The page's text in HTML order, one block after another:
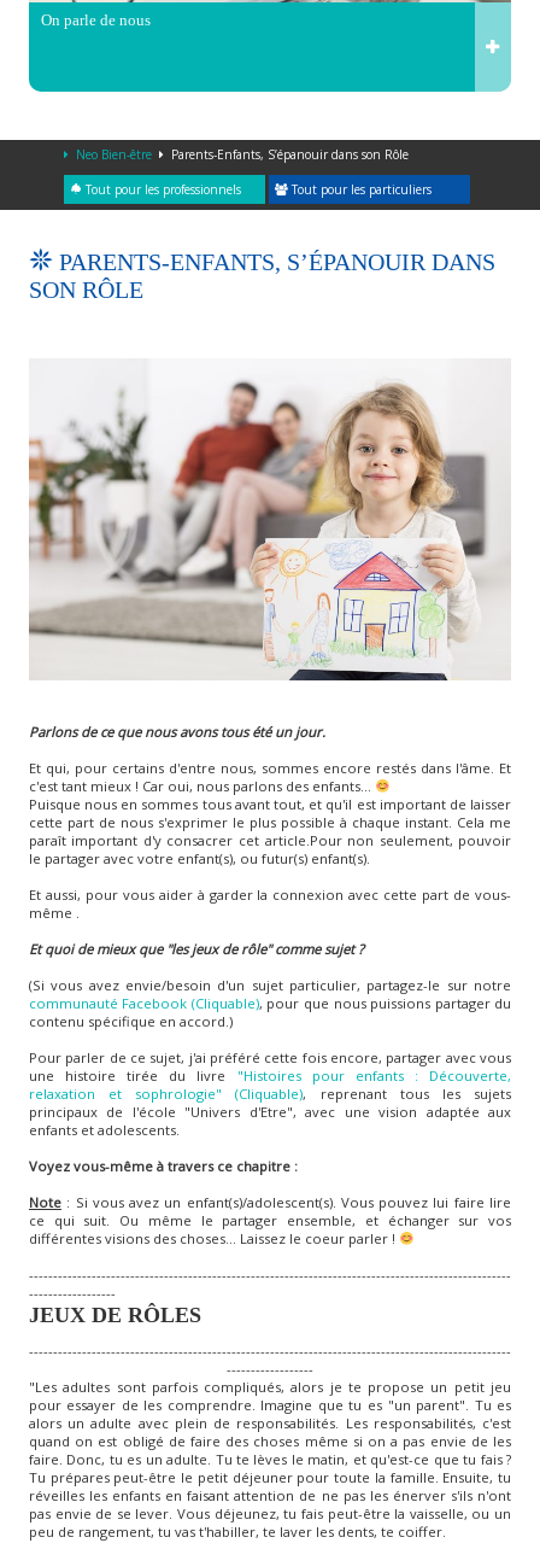
On parle de nous
Neo Bien-être Parents-Enfants, S’épanouir dans son Rôle
Tout pour les professionnels Tout pour les particuliers
PARENTS-ENFANTS, S’ÉPANOUIR DANS
SON RÔLE
Parlons de ce que nous avons tous été un jour.
Et qui, pour certains d'entre nous, sommes encore restés dans l'âme. Et
c'est tant mieux ! Car oui, nous parlons des enfants...
Puisque nous en sommes tous avant tout, et qu'il est important de laisser
cette part de nous s'exprimer le plus possible à chaque instant. Cela me
paraît important d'y consacrer cet article.Pour non seulement, pouvoir
le partager avec votre enfant(s), ou futur(s) enfant(s).
Et aussi, pour vous aider à garder la connexion avec cette part de vous-
même .
Et quoi de mieux que "les jeux de rôle" comme sujet ?
(Si vous avez envie/besoin d'un sujet particulier, partagez-le sur notre
communauté Facebook (Cliquable), pour que nous puissions partager du
contenu spécifique en accord.)
Pour parler de ce sujet, j'ai préféré cette fois encore, partager avec vous
une histoire tirée du livre "Histoires pour enfants : Découverte,
relaxation et sophrologie" (Cliquable), reprenant tous les sujets
principaux de l'école "Univers d'Etre", avec une vision adaptée aux
enfants et adolescents.
Voyez vous-même à travers ce chapitre :
Note: Si vous avez un enfant(s)/adolescent(s). Vous pouvez lui faire lire
ce qui suit. Ou même le partager ensemble, et échanger sur vos
différentes visions des choses... Laissez le coeur parler !
----------------------------------------------------------------------------------------------------
------------------
JEUX DE RÔLES
----------------------------------------------------------------------------------------------------
------------------
"Les adultes sont parfois compliqués, alors je te propose un petit jeu
pour essayer de les comprendre. Imagine que tu es "un parent". Tu es
alors un adulte avec plein de responsabilités. Les responsabilités, c'est
quand on est obligé de faire des choses même si on a pas envie de les
faire. Donc, tu es un adulte. Tu te lèves le matin, et qu'est-ce que tu fais ?
Tu prépares peut-être le petit déjeuner pour toute la famille. Ensuite, tu
réveilles les enfants en faisant attention de ne pas les énerver s'ils n'ont
pas envie de se lever. Vous déjeunez, tu fais peut-être la vaisselle, ou un
peu de rangement, tu vas t'habiller, te laver les dents, te coiffer.